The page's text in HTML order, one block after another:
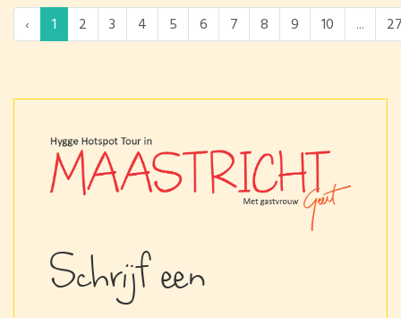
‹
1 2 3 4 5 6 7 8 9 10 ...
Schrijf een